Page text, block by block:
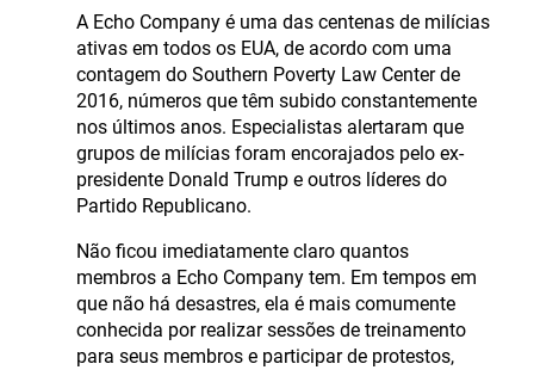
A Echo Company é uma das centenas de milícias
ativas em todos os EUA, de acordo com uma
contagem do Southern Poverty Law Center de
2016, números que têm subido constantemente
nos últimos anos. Especialistas alertaram que
grupos de milícias foram encorajados pelo ex-
presidente Donald Trump e outros líderes do
Partido Republicano.
Não ficou imediatamente claro quantos
membros a Echo Company tem. Em tempos em
que não há desastres, ela é mais comumente
conhecida por realizar sessões de treinamento
para seus membros e participar de protestos,